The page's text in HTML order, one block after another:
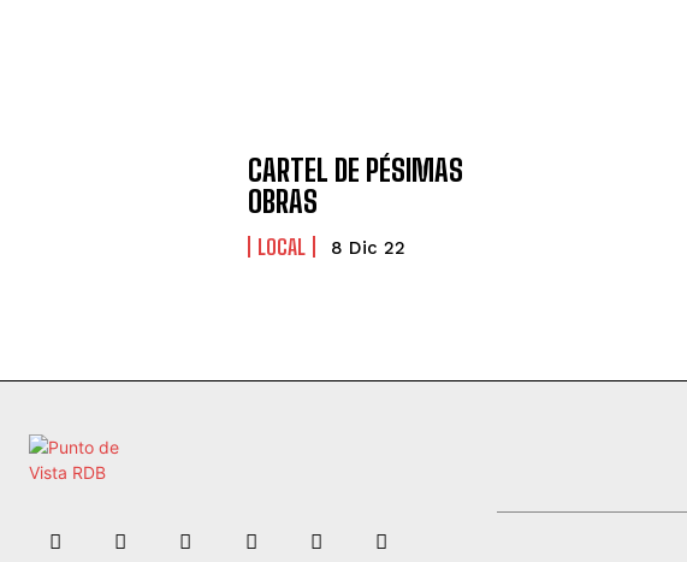
CARTEL DE PÉSIMAS
OBRAS
LOCAL 8 Dic 22